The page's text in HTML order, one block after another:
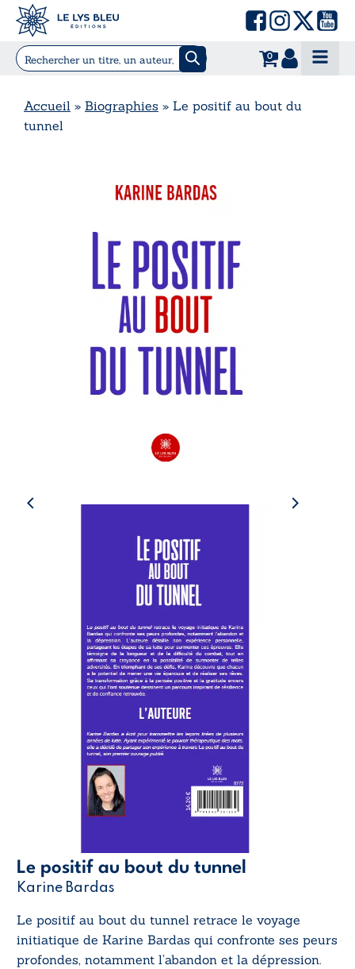
0
Accueil » Biographies » Le positif au bout du
tunnel
Le positif au bout du tunnel
Karine Bardas
Le positif au bout du tunnel retrace le voyage
initiatique de Karine Bardas qui confronte ses peurs
profondes, notamment l’abandon et la dépression.